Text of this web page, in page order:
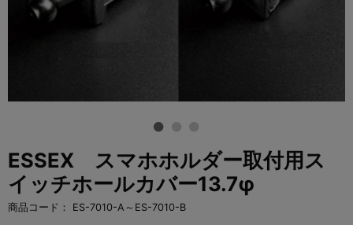
ESSEX スマホホルダー取付用ス
イッチホールカバー13.7φ
商品コード： ES-7010-A～ES-7010-B